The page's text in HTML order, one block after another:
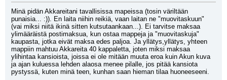
Minä pidän Akkareitani tavallisissa mapeissa (tosin väriltään
punaisia... :)). En laita niihin reikiä, vaan laitan ne "muovitaskuun"
(vai miksi niitä ikinä sitten kutsutaankaan...). Ei tarvitse maksaa
ylimääräistä postimaksua, kun ostaa mappeja ja "muovitaskuja"
kaupasta, jotka eivät maksa edes paljoa. Ja yllätys,yllätys, yhteen
mappiin mahtuu Akkareita 40 kappaletta, joten miksi maksaa
ylihintaa kansioista, joissa ei ole mitään muuta eroa kuin Akun kuva
ja ajan kuluessa lehden alaosa menee pilalle, jos pitää kansiota
pystyssä, kuten minä teen, kunhan saan hieman tilaa huoneeseeni.